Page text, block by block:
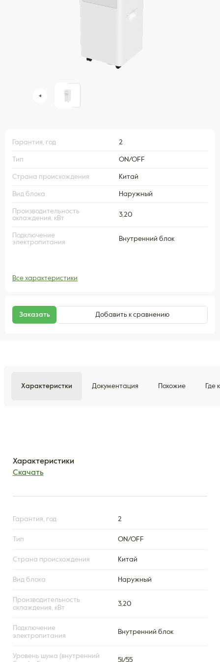
Гарантия, год 2
Тип ON/OFF
Страна происхождения Китай
Вид блока Наружный
Производительность
охлаждения, кВт
3,20
Подключение
электропитания
Внутренний блок
Все характеристики
Заказать Добавить к сравнению
Характеристки Документация Похожие Где
Характеристики
Скачать
Гарантия, год 2
Тип ON/OFF
Страна происхождения Китай
Вид блока Наружный
Производительность
охлаждения, кВт
3,20
Подключение
электропитания
Внутренний блок
Уровень шума (внутренний
51/55